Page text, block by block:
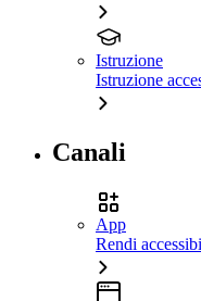
Istruzione
Istruzione
Canali
App
Rendi